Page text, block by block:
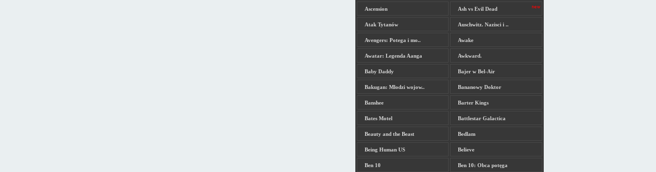
Ascension Ash vs Evil Dead
Atak Tytanów Auschwitz. Nazisci i ..
Avengers: Potega i mo.. Awake
Awatar: Legenda Aanga Awkward.
Baby Daddy Bajer w Bel-Air
Bakugan: Mlodzi wojow.. Bananowy Doktor
Banshee Barter Kings
Bates Motel Battlestar Galactica
Beauty and the Beast Bedlam
Being Human US Believe
Ben 10 Ben 10: Obca potęga